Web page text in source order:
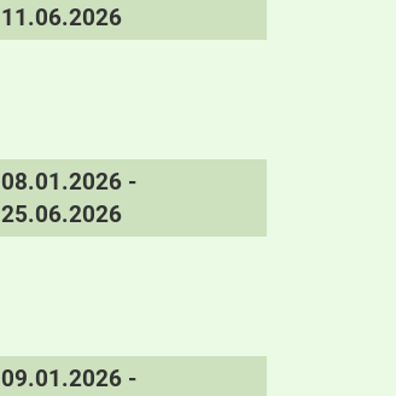
11.06.2026
08.01.2026 -
25.06.2026
09.01.2026 -